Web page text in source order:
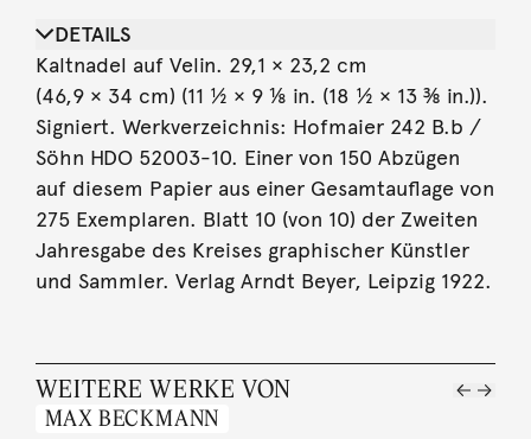
DETAILS
Kaltnadel auf Velin. 29,1 × 23,2 cm
(46,9 × 34 cm) (11 ½ × 9 ⅛ in. (18 ½ × 13 ⅜ in.)).
Signiert. Werkverzeichnis: Hofmaier 242 B.b /
Söhn HDO 52003-10. Einer von 150 Abzügen
auf diesem Papier aus einer Gesamtauflage von
275 Exemplaren. Blatt 10 (von 10) der Zweiten
Jahresgabe des Kreises graphischer Künstler
und Sammler. Verlag Arndt Beyer, Leipzig 1922.
WEITERE WERKE VON
MAX BECKMANN